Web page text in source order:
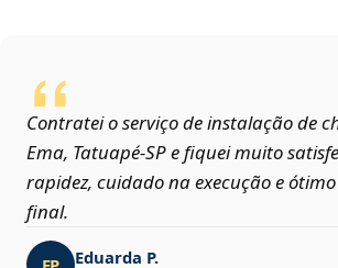
Contratei o serviço de instalação de
Ema, Tatuapé‑SP e fiquei muito
rapidez, cuidado na execução e
final.
Eduarda P.